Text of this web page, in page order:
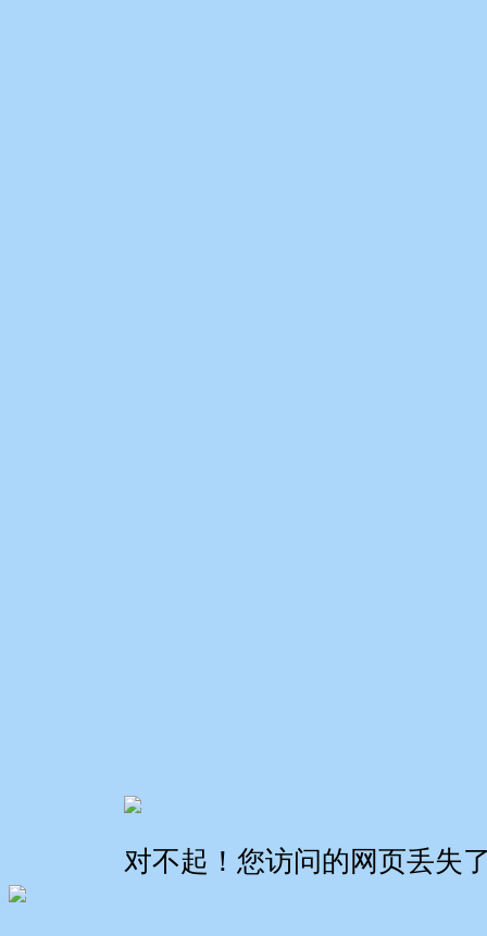
对不起！您访问的网页丢失